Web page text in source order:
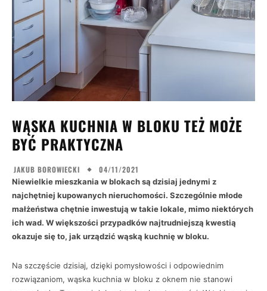
WĄSKA KUCHNIA W BLOKU TEŻ MOŻE
BYĆ PRAKTYCZNA
JAKUB BOROWIECKI 04/11/2021
Niewielkie mieszkania w blokach są dzisiaj jednymi z
najchętniej kupowanych nieruchomości. Szczególnie młode
małżeństwa chętnie inwestują w takie lokale, mimo niektórych
ich wad. W większości przypadków najtrudniejszą kwestią
okazuje się to, jak urządzić wąską kuchnię w bloku.
Na szczęście dzisiaj, dzięki pomysłowości i odpowiednim
rozwiązaniom, wąska kuchnia w bloku z oknem nie stanowi